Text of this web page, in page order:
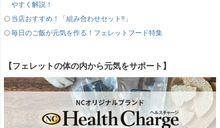
やすく解説！
当店おすすめ！「組み合わせセット‼」
毎日のご飯が元気を作る！フェレットフード特集
【フェレットの体の内から元気をサポート】